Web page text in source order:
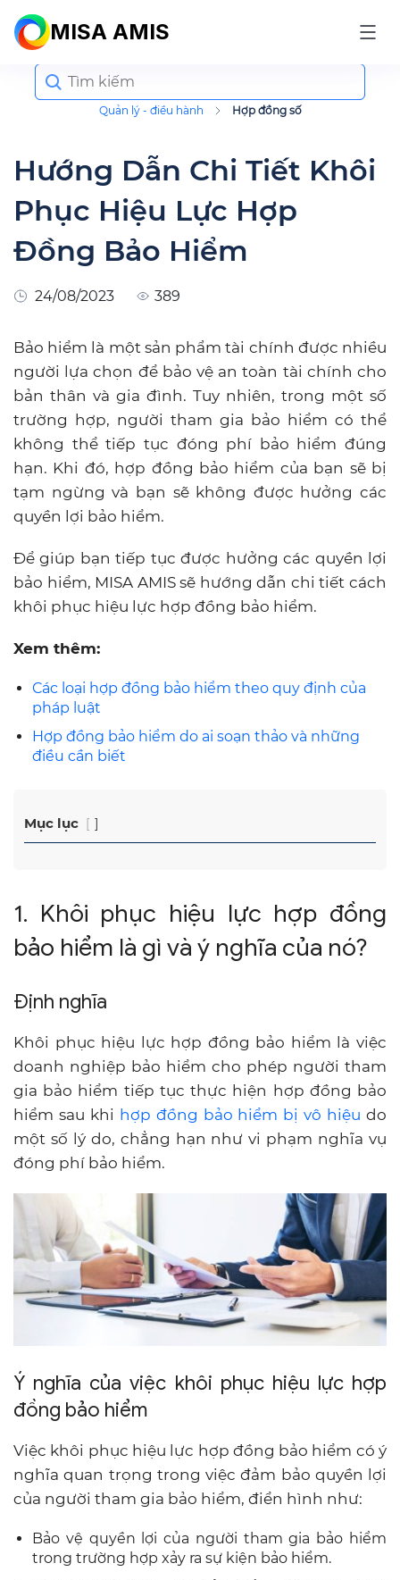
MISA AMIS
Quản lý - điều hành Hợp đồng số
Search
for:
Hướng Dẫn Chi Tiết Khôi
Phục Hiệu Lực Hợp
Đồng Bảo Hiểm
24/08/2023 389
Bảo hiểm là một sản phẩm tài chính được nhiều
người lựa chọn để bảo vệ an toàn tài chính cho
bản thân và gia đình. Tuy nhiên, trong một số
trường hợp, người tham gia bảo hiểm có thể
không thể tiếp tục đóng phí bảo hiểm đúng
hạn. Khi đó, hợp đồng bảo hiểm của bạn sẽ bị
tạm ngừng và bạn sẽ không được hưởng các
quyền lợi bảo hiểm.
Để giúp bạn tiếp tục được hưởng các quyền lợi
bảo hiểm, MISA AMIS sẽ hướng dẫn chi tiết cách
khôi phục hiệu lực hợp đồng bảo hiểm.
Xem thêm:
Các loại hợp đồng bảo hiểm theo quy định của
pháp luật
Hợp đồng bảo hiểm do ai soạn thảo và những
điều cần biết
Mục lục
1. Khôi phục hiệu lực hợp đồng
bảo hiểm là gì và ý nghĩa của nó?
Định nghĩa
Khôi phục hiệu lực hợp đồng bảo hiểm là việc
doanh nghiệp bảo hiểm cho phép người tham
gia bảo hiểm tiếp tục thực hiện hợp đồng bảo
hiểm sau khi hợp đồng bảo hiểm bị vô hiệu do
một số lý do, chẳng hạn như vi phạm nghĩa vụ
đóng phí bảo hiểm.
Ý nghĩa của việc khôi phục hiệu lực hợp
đồng bảo hiểm
Việc khôi phục hiệu lực hợp đồng bảo hiểm có ý
nghĩa quan trọng trong việc đảm bảo quyền lợi
của người tham gia bảo hiểm, điển hình như:
Bảo vệ quyền lợi của người tham gia bảo hiểm
trong trường hợp xảy ra sự kiện bảo hiểm.